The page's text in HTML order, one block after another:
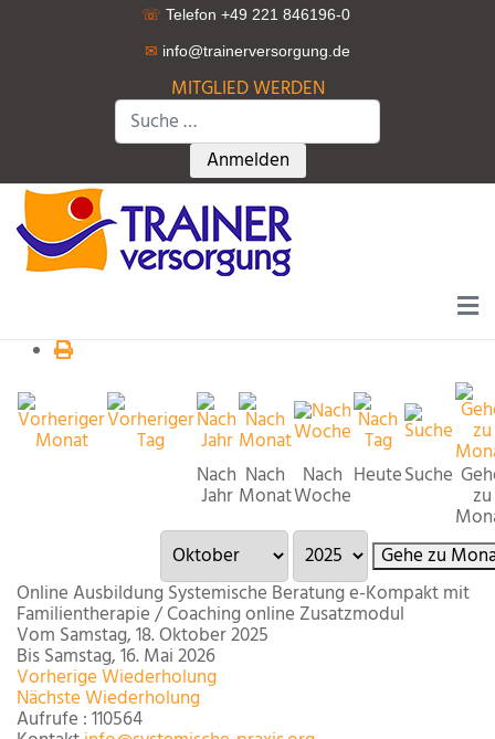
☏ Telefon +49 221 846196-0
✉ info@trainerversorgung.de
MITGLIED WERDEN
Suchen
Type 2 or more characters for
Anmelden
Nach
Jahr
Nach
Monat
Nach
Woche
HeuteSuche
zu
Gehe zu
Online Ausbildung Systemische Beratung e-Kompakt mit
Familientherapie / Coaching online Zusatzmodul
Vom Samstag, 18. Oktober 2025
Bis Samstag, 16. Mai 2026
Vorherige Wiederholung
Nächste Wiederholung
Aufrufe : 110564